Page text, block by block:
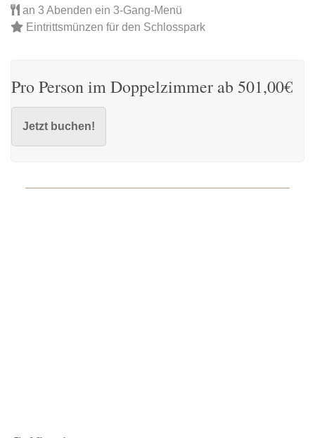
an 3 Abenden ein 3-Gang-Menü
Eintrittsmünzen für den Schlosspark
Pro Person im Doppelzimmer ab 501,00€
Jetzt buchen!